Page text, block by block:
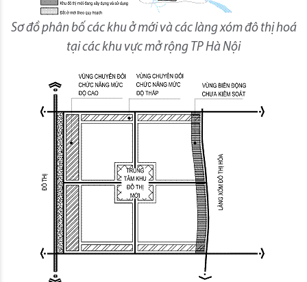
Sơ đồ phân bố các khu ở mới và các làng xóm đô thị hoá
tại các khu vực mở rộng TP Hà Nội